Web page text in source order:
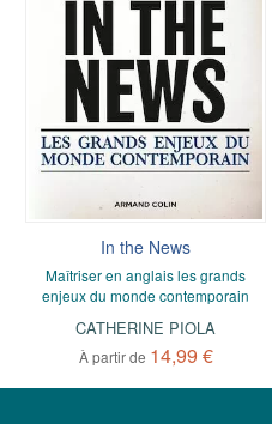
In the News
Maîtriser en anglais les grands
enjeux du monde contemporain
CATHERINE PIOLA
À partir de 14,99 €